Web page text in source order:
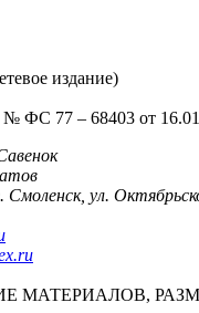
издание)
ФС 77 – 68403 от
Смоленск, ул.
МАТЕРИАЛОВ,